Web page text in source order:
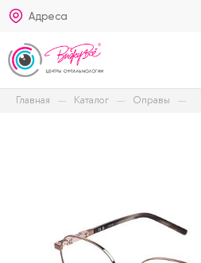
Адреса
Главная Каталог Оправы